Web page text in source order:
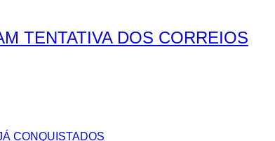
TENTATIVA DOS CORREIOS